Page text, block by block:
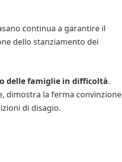
continua a garantire il
dello stanziamento dei
delle famiglie in difficoltà.
dimostra la ferma convinzione
di disagio.